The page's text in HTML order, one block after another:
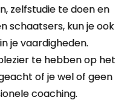
zelfstudie te doen en
schaatsers, kun je ook
je vaardigheden.
te hebben op het
of je wel of geen
coaching.